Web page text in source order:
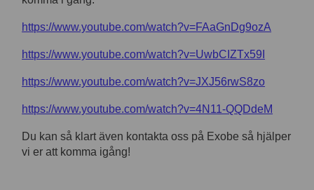
https://www.youtube.com/watch?v=FAaGnDg9ozA
https://www.youtube.com/watch?v=UwbCIZTx59I
https://www.youtube.com/watch?v=JXJ56rwS8zo
https://www.youtube.com/watch?v=4N11-QQDdeM
Du kan så klart även kontakta oss på Exobe så hjälper
vi er att komma igång!